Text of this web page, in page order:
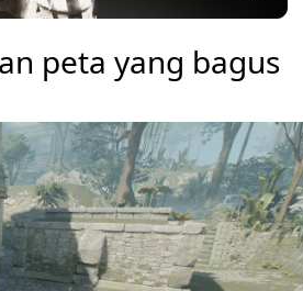
peta yang bagus